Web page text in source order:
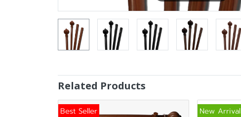
Related Products
Best Seller New Arrival